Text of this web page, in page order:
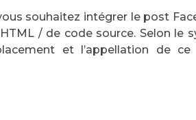
souhaitez intégrer le post
/ de code source. Selon le
et l’appellation de